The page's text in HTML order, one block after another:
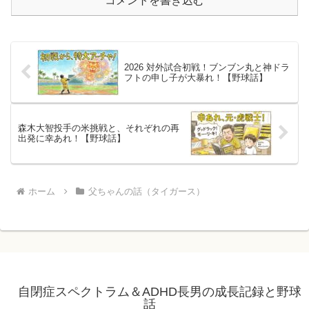
2026 対外試合初戦！ブンブン丸と神ドラ
フトの申し子が大暴れ！【野球話】
森木大智投手の米挑戦と、それぞれの再
出発に幸あれ！【野球話】
ホーム 父ちゃんの話（タイガース）
自閉症スペクトラム＆ADHD長男の成長記録と野球
話